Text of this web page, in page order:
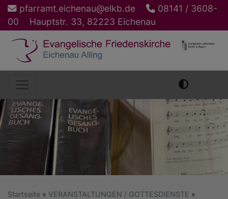
Direkt
zum
Inhalt
pfarramt.eichenau@elkb.de
08141 / 3608-
00
Hauptstr. 33, 82223 Eichenau
Hauptnavigation
Startseite
VERANSTALTUNGEN / GOTTESDIENSTE